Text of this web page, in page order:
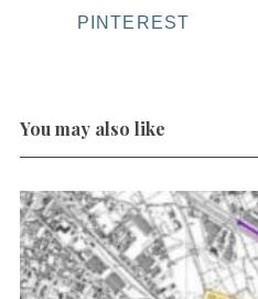
PINTEREST
You may also like